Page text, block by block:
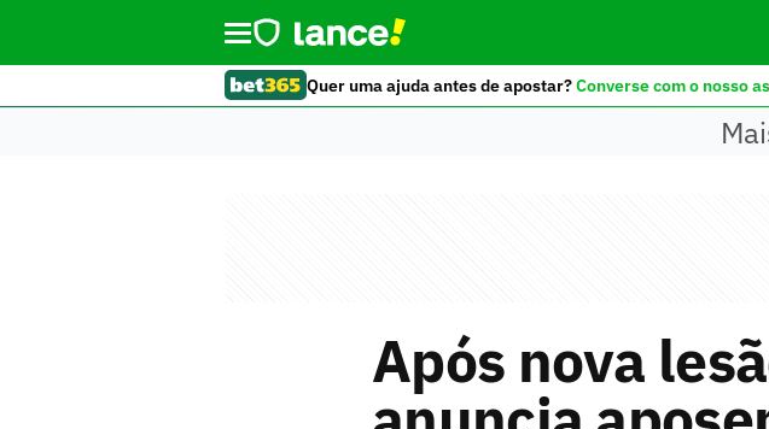
Quer uma ajuda antes de apostar?Converse com o nosso
Após nova